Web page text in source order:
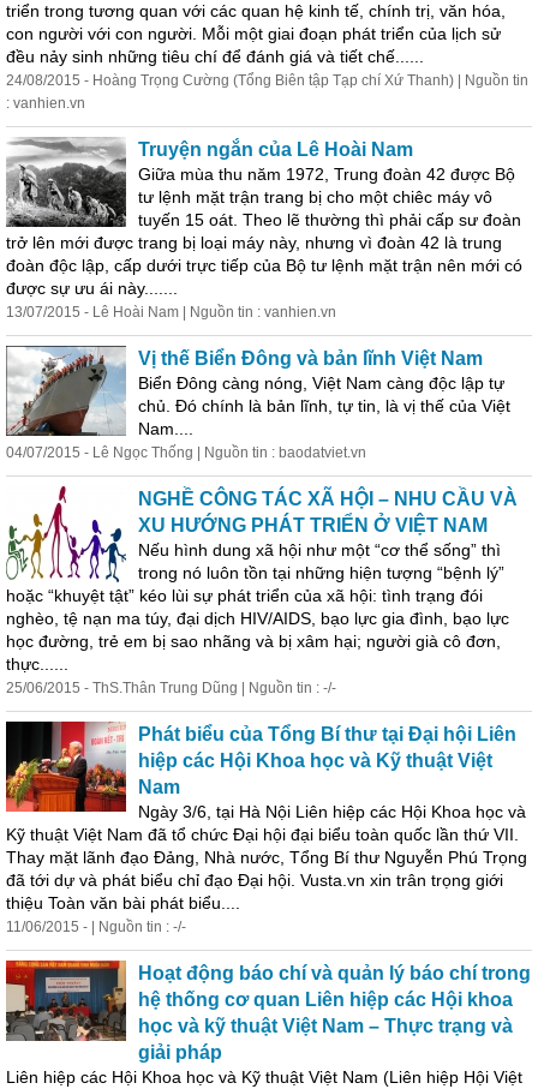
triển trong tương quan với các quan hệ kinh tế, chính trị, văn hóa,
con người với con người. Mỗi một giai đoạn phát triển của lịch sử
đều nảy sinh những tiêu chí để đánh giá và tiết chế......
24/08/2015 - Hoàng Trọng Cường (Tổng Biên tập Tạp chí Xứ Thanh) | Nguồn tin
: vanhien.vn
Truyện ngắn của Lê Hoài Nam
Giữa mùa thu năm 1972, Trung đoàn 42 được Bộ
tư lệnh mặt trận trang bị cho một chiêc máy vô
tuyến 15 oát. Theo lẽ thường thì phải cấp sư đoàn
trở lên mới được trang bị loại máy này, nhưng vì đoàn 42 là trung
đoàn độc lập, cấp dưới trực tiếp của Bộ tư lệnh mặt trận nên mới có
được sự ưu ái này.......
13/07/2015 - Lê Hoài Nam | Nguồn tin : vanhien.vn
Vị thế Biển Đông và bản lĩnh Việt Nam
Biển Đông càng nóng, Việt Nam càng độc lập tự
chủ. Đó chính là bản lĩnh, tự tin, là vị thế của Việt
Nam....
04/07/2015 - Lê Ngọc Thống | Nguồn tin : baodatviet.vn
NGHỀ CÔNG TÁC XÃ HỘI – NHU CẦU VÀ
XU HƯỚNG PHÁT TRIỂN Ở VIỆT NAM
Nếu hình dung xã hội như một “cơ thể sống” thì
trong nó luôn tồn tại những hiện tượng “bệnh lý”
hoặc “khuyệt tật” kéo lùi sự phát triển của xã hội: tình trạng đói
nghèo, tệ nạn ma túy, đại dịch HIV/AIDS, bạo lực gia đình, bạo lực
học đường, trẻ em bị sao nhãng và bị xâm hại; người già cô đơn
thực......
25/06/2015 - ThS.Thân Trung Dũng | Nguồn tin : -/-
Phát biểu của Tổng Bí thư tại Đại hội Liên
hiệp các Hội Khoa học và Kỹ thuật Việt
Nam
Ngày 3/6, tại Hà Nội Liên hiệp các Hội Khoa học và
Kỹ thuật Việt Nam đã tổ chức Đại hội đại biểu toàn quốc lần thứ VII.
Thay mặt lãnh đạo Đảng, Nhà nước, Tổng Bí thư Nguyễn Phú Trọng
đã tới dự và phát biểu chỉ đạo Đại hội. Vusta.vn xin trân trọng giới
thiệu Toàn văn bài phát biểu....
11/06/2015 - | Nguồn tin : -/-
Hoạt động báo chí và quản lý báo chí trong
hệ thống cơ quan Liên hiệp các Hội khoa
học và kỹ thuật Việt Nam – Thực trạng và
giải pháp
Liên hiệp các Hội Khoa học và Kỹ thuật Việt Nam (Liên hiệp Hội Việt